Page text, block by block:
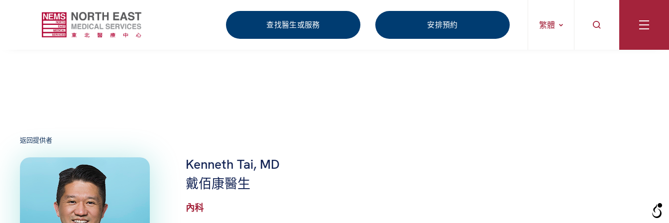
查找醫生或服務 安排預約 繁體
返回提供者
Kenneth Tai, MD
戴佰康醫生
內科